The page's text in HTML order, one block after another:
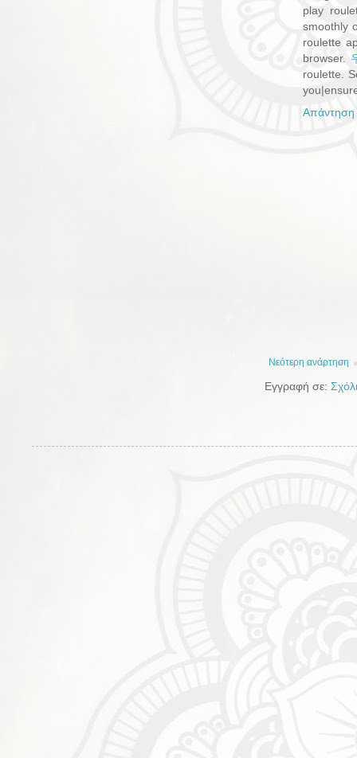
play
smoothly
roulette
browser.
roulette.
Απάντηση
Νεότερη ανάρτηση
Εγγραφή σε: